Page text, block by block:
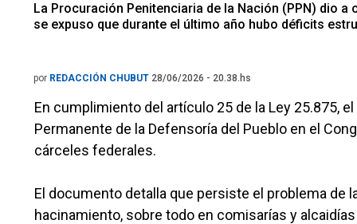
La Procuración Penitenciaria de la Nación (PPN) dio
se expuso que durante el último año hubo déficits
por REDACCIÓN CHUBUT 28/06/2026 - 20.38.hs
En cumplimiento del artículo 25 de la Ley 25.875,
Permanente de la Defensoría del Pueblo en el
cárceles federales.
El documento detalla que persiste el problema de
hacinamiento, sobre todo en comisarías y